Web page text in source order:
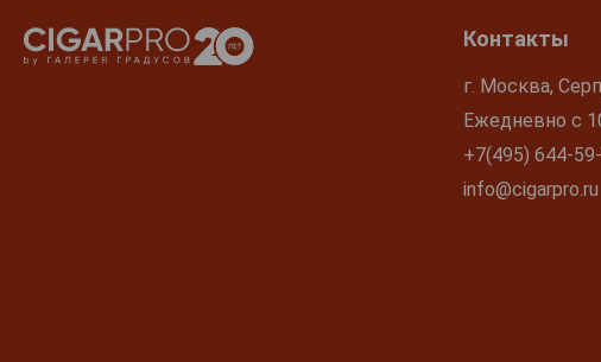
Контакты
г. Москва,
Ежедневно с
+7(495) 644-
info@cigarpro.ru